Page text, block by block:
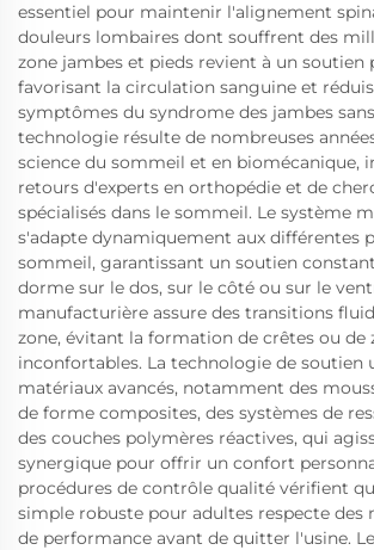
essentiel pour maintenir l'alignement
douleurs lombaires dont souffrent des
zone jambes et pieds revient à un soutien
favorisant la circulation sanguine et
symptômes du syndrome des jambes
technologie résulte de nombreuses
science du sommeil et en biomécanique,
retours d'experts en orthopédie et de
spécialisés dans le sommeil. Le système
s'adapte dynamiquement aux différentes
sommeil, garantissant un soutien
dorme sur le dos, sur le côté ou sur le
manufacturière assure des transitions
zone, évitant la formation de crêtes ou de
inconfortables. La technologie de soutien
matériaux avancés, notamment des
de forme composites, des systèmes de
des couches polymères réactives, qui
synergique pour offrir un confort
procédures de contrôle qualité vérifient
simple robuste pour adultes respecte des
de performance avant de quitter l'usine.